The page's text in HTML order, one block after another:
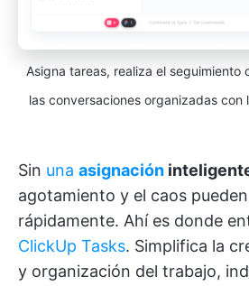
Asigna tareas, realiza el seguimiento
las conversaciones organizadas con
Sin una asignación
agotamiento y el caos
rápidamente. Ahí es donde
ClickUp Tasks. Simplifica la
y organización del trabajo,